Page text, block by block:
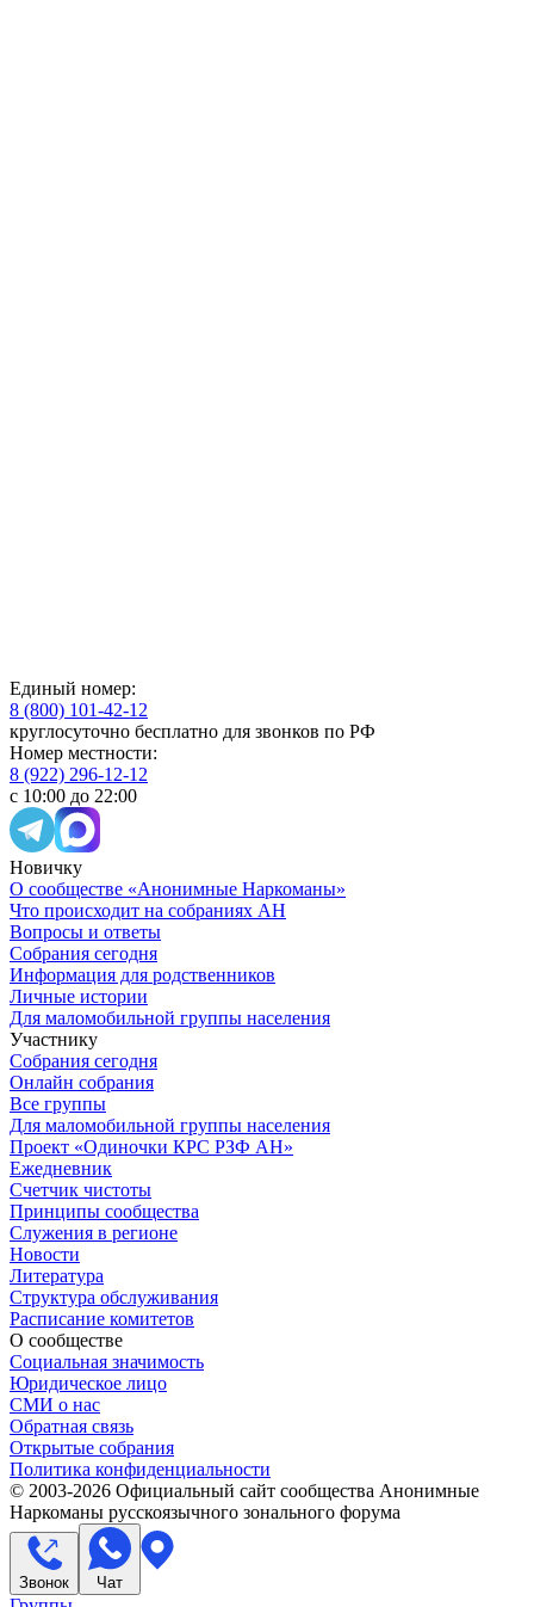
Единый номер:
8 (800) 101-42-12
круглосуточно бесплатно для звонков по РФ
Номер местности:
8 (922) 296-12-12
с 10:00 до 22:00
Новичку
О сообществе «Анонимные Наркоманы»
Что происходит на собраниях АН
Вопросы и ответы
Собрания сегодня
Информация для родственников
Личные истории
Для маломобильной группы населения
Участнику
Собрания сегодня
Онлайн собрания
Все группы
Для маломобильной группы населения
Проект «Одиночки КРС РЗФ АН»
Ежедневник
Счетчик чистоты
Принципы сообщества
Служения в регионе
Новости
Литература
Структура обслуживания
Расписание комитетов
О сообществе
Социальная значимость
Юридическое лицо
СМИ о нас
Обратная связь
Открытые собрания
Политика конфиденциальности
© 2003-2026 Официальный сайт сообщества Анонимные
Наркоманы русскоязычного зонального форума
Звонок Чат